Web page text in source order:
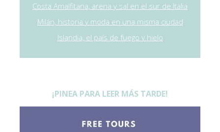
Costa Amalfitana, arena y sal en el sur de Italia
Milán, historia y moda en una misma ciudad
Islandia, el país de fuego y hielo
¡PINEA PARA LEER MÁS TARDE!